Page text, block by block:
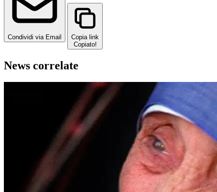
Condividi via Email
Copia link
Copiato!
News correlate